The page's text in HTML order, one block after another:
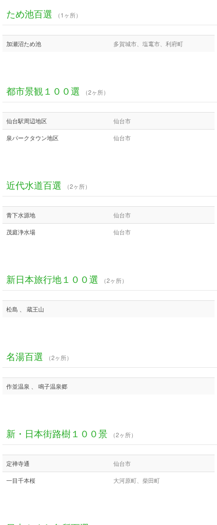
ため池百選 （1ヶ所）
加瀬沼ため池 多賀城市、塩竃市、利府町
都市景観１００選 （2ヶ所）
仙台駅周辺地区 仙台市
泉パークタウン地区 仙台市
近代水道百選 （2ヶ所）
青下水源地 仙台市
茂庭浄水場 仙台市
新日本旅行地１００選 （2ヶ所）
松島 、 蔵王山
名湯百選 （2ヶ所）
作並温泉 、 鳴子温泉郷
新・日本街路樹１００景 （2ヶ所）
定禅寺通 仙台市
一目千本桜 大河原町、柴田町